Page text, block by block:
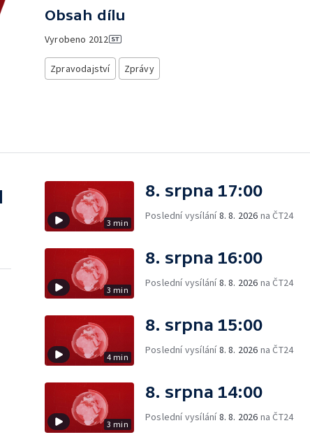
Obsah dílu
Vyrobeno 2012
Zpravodajství Zprávy
3 min
8. srpna 17:00
Poslední vysílání8. 8. 2026 na ČT24
3 min
8. srpna 16:00
Poslední vysílání8. 8. 2026 na ČT24
4 min
8. srpna 15:00
Poslední vysílání8. 8. 2026 na ČT24
3 min
8. srpna 14:00
Poslední vysílání8. 8. 2026 na ČT24